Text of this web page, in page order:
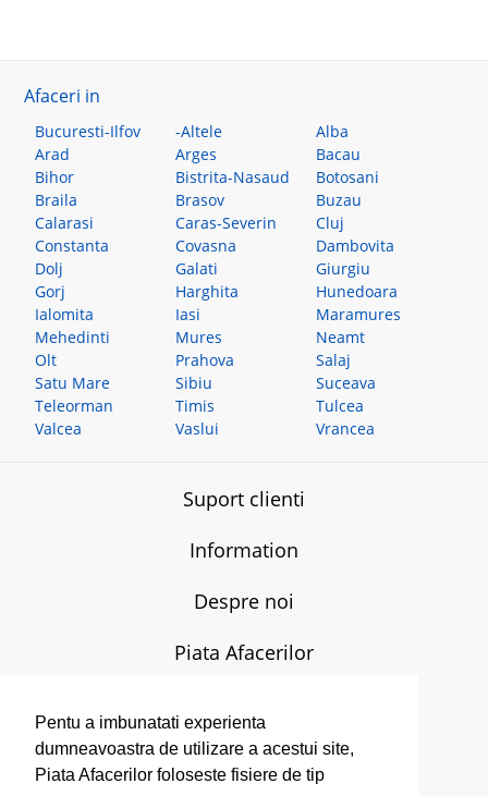
Pentu a imbunatati experienta
dumneavoastra de utilizare a acestui site,
Piata Afacerilor foloseste fisiere de tip
Afaceri in
Bucuresti-Ilfov -Altele
Alba
Arad
Arges
Bacau
Bihor
Bistrita-Nasaud
Botosani
Braila
Brasov
Buzau
Calarasi
Caras-Severin
Cluj
Constanta
Covasna
Dambovita
Dolj
Galati
Giurgiu
Gorj
Harghita
Hunedoara
Ialomita
Iasi
Maramures
Mehedinti
Mures
Neamt
Olt
Prahova
Salaj
Satu Mare
Sibiu
Suceava
Teleorman
Timis
Tulcea
Valcea
Vaslui Vrancea
Suport clienti
Information
Despre noi
Piata Afacerilor
08.00-17.00
admin[@]piataafacerilor.ro
Contact